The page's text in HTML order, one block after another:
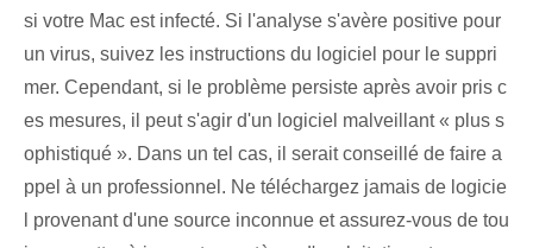
si votre ⁢Mac est infecté. Si l'analyse s'avère positive pour
un virus, suivez les instructions du logiciel pour le suppri
mer. Cependant, si le problème persiste⁢ après avoir pris c
es mesures, il peut s'agir d'un logiciel malveillant « plus s
ophistiqué ». Dans un tel cas, il serait conseillé de faire a
ppel à un professionnel. Ne téléchargez jamais de logicie
l provenant d'une source inconnue et assurez-vous de tou